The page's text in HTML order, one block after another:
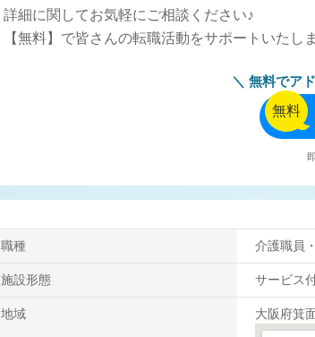
詳細に関してお気軽にご相談ください♪
【無料】で皆さんの転職活動をサポートいたし
無料でア
無料
職種 介護職員
施設形態 サービス
地域 大阪府箕